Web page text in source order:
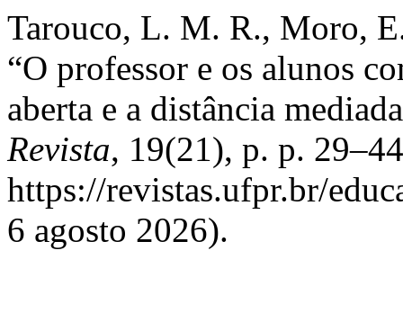
Tarouco, L. M. R., Moro,
“O professor e os alunos
aberta e a distância
Revista, 19(21), p. p.
https://revistas.ufpr.br/
6 agosto 2026).